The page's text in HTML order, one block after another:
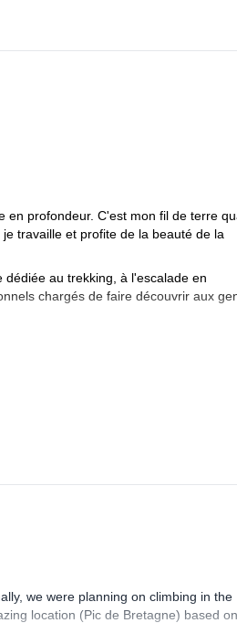
en profondeur. C'est mon fil de terre
travaille et profite de la beauté de la
au trekking, à l'escalade en
chargés de faire découvrir aux
we were planning on climbing in the
location (Pic de Bretagne) based